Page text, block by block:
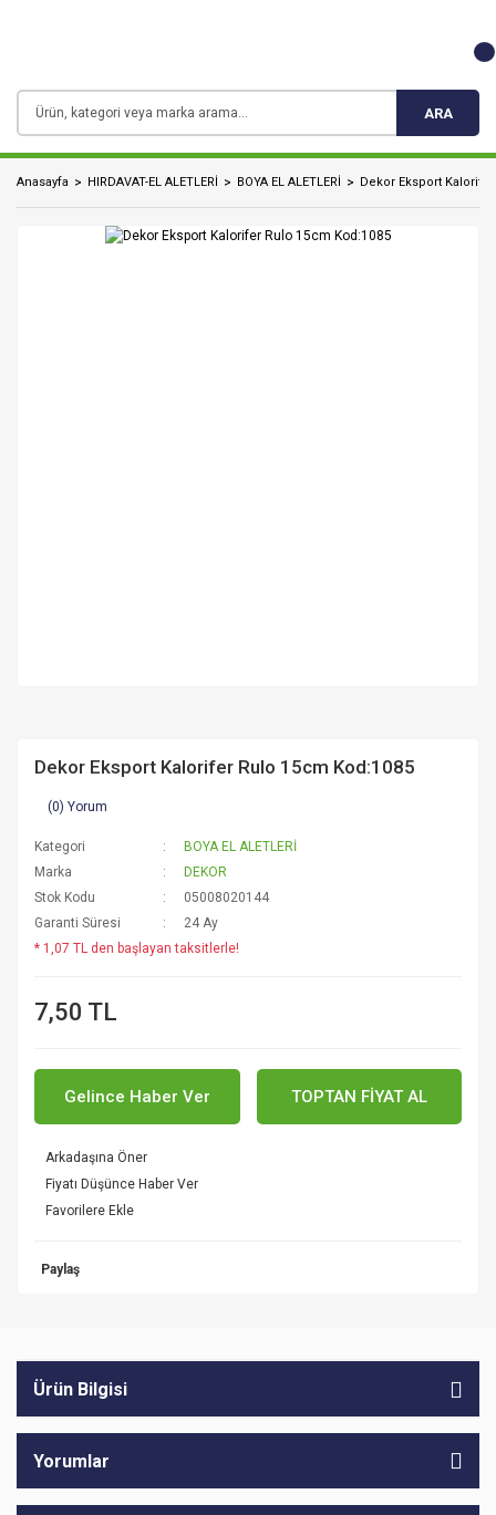
ARA
Anasayfa HIRDAVAT-EL ALETLERİ BOYA EL ALETLERİ Dekor Eksport
Dekor Eksport Kalorifer Rulo 15cm Kod:1085
(0) Yorum
Kategori
BOYA EL ALETLERİ
Marka
DEKOR
Stok Kodu
05008020144
Garanti Süresi
24 Ay
* 1,07 TL den başlayan taksitlerle!
7,50 TL
Gelince Haber Ver TOPTAN FİYAT AL
Arkadaşına Öner
Fiyatı Düşünce Haber Ver
Paylaş
Ürün Bilgisi
Yorumlar